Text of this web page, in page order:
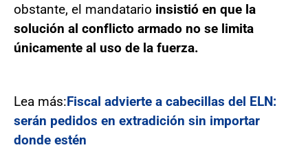
obstante, el mandatario insistió en que la
solución al conflicto armado no se limita
únicamente al uso de la fuerza.
Lea más:Fiscal advierte a cabecillas del ELN:
serán pedidos en extradición sin importar
donde estén